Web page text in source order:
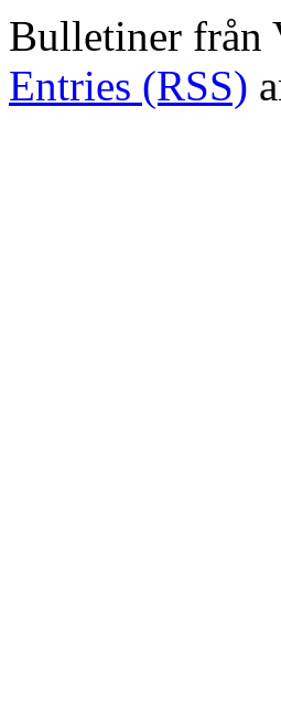
Bulletiner från
Entries (RSS)